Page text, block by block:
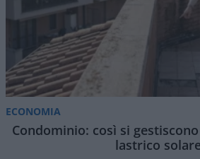
ECONOMIA
Condominio: così si
lastrico